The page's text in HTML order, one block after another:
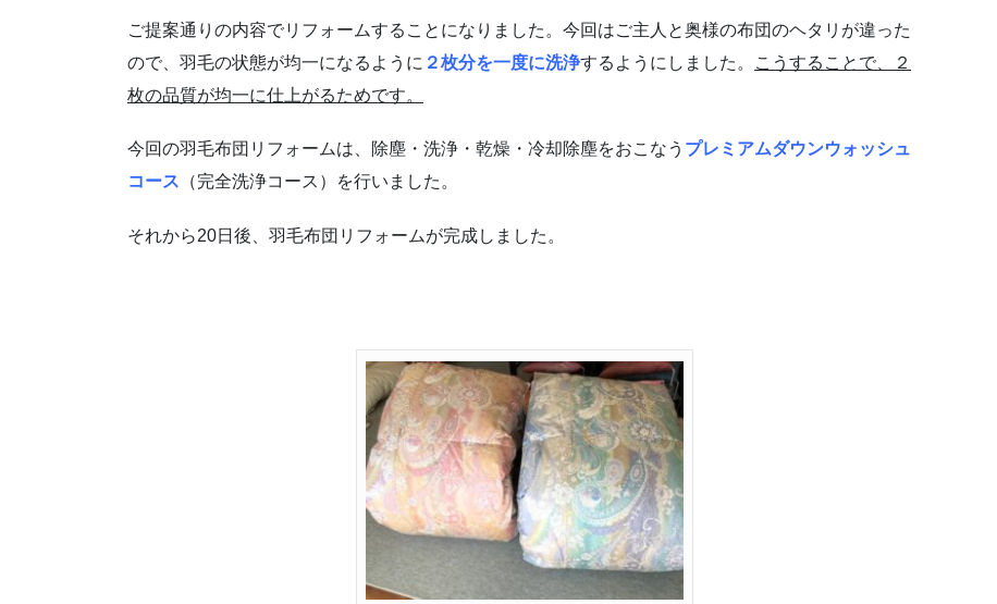
ご提案通りの内容でリフォームすることになりました。今回はご主人と奥様の布団のヘタリが違った
ので、羽毛の状態が均一になるように ２枚分を一度に洗浄するようにしました。
こうすることで、２
枚の品質が均一に仕上がるためです。
今回の羽毛布団リフォームは、除塵・洗浄・乾燥・冷却除塵をおこなう プレミアムダウンウォッシュ
コース （完全洗浄コース）を行いました。
それから20日後、羽毛布団リフォームが完成しました。